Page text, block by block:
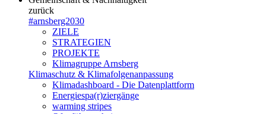
zurück
#arnsberg2030
ZIELE
STRATEGIEN
PROJEKTE
Klimagruppe Arnsberg
Klimaschutz & Klimafolgenanpassung
Klimadashboard - Die Datenplattform
Energiespa(r)ziergänge
warming stripes